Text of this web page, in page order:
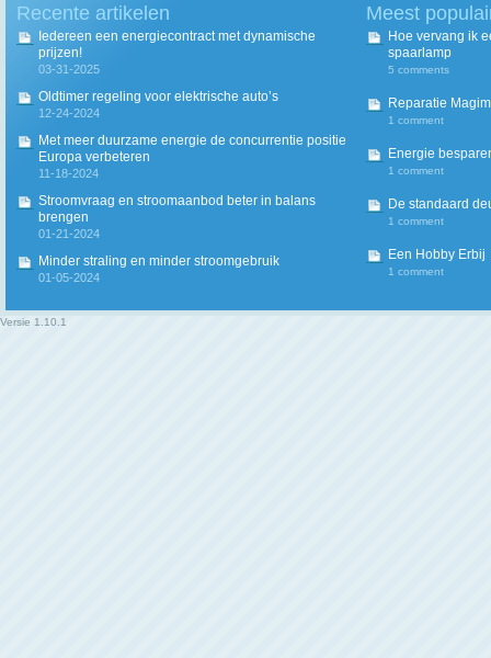
Recente artikelen
Iedereen een energiecontract met dynamische
prijzen!
03-31-2025
Oldtimer regeling voor elektrische auto’s
12-24-2024
Met meer duurzame energie de concurrentie positie
Europa verbeteren
11-18-2024
Stroomvraag en stroomaanbod beter in balans
brengen
01-21-2024
Minder straling en minder stroomgebruik
01-05-2024
Meest
Hoe vervang ik
spaarlamp
5 comments
Reparatie
1 comment
Energie
1 comment
De standaard
1 comment
Een Hobby Erbij
1 comment
Versie 1.10.1